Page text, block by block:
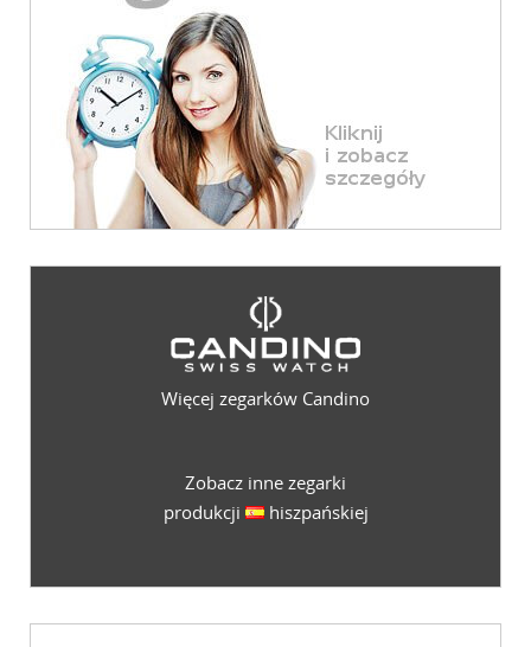
Więcej zegarków Candino
Zobacz inne zegarki
produkcji
hiszpańskiej